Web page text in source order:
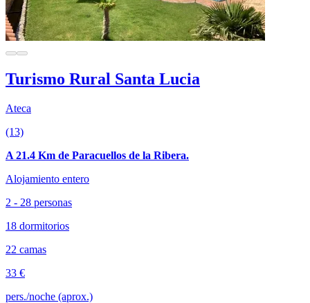
Turismo Rural Santa Lucia
Ateca
(13)
A 21.4 Km de Paracuellos de la Ribera.
Alojamiento entero
2 - 28 personas
18 dormitorios
22 camas
33 €
pers./noche (aprox.)